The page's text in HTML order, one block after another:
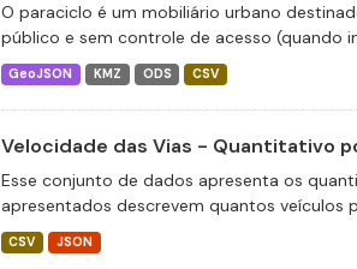
O paraciclo é um mobiliário urbano
público e sem controle de acesso (quando
GeoJSON KMZ ODS CSV
Velocidade das Vias - Quantitativo
Esse conjunto de dados apresenta os
apresentados descrevem quantos veículos
CSV JSON